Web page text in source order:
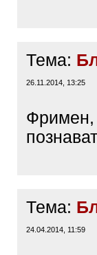
Тема:
26.11.2014, 13:25
Фримен,
Тема:
24.04.2014, 11:59